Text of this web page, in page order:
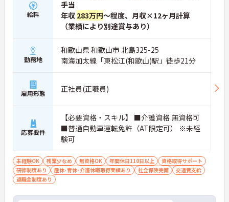
・年間休日114日、残業月平均10時間程度という就
業環境に加え、産前産後休暇や育児休暇制度がしっ
かりと整備されています。オンとオフの切り替えを
明確にし、心身ともに充実した状態で長くご活躍い
・グループホーム一棟あたりの入居者様20名定員を
常時2～4名のスタッフで支援、国基準を上回る人員
追われることなくご利用者様のペースに合わせたサ
ポートが可能です。施設も専用設計で働きやすく、
ご自身の理想とする福祉を実践できる環境が整って
給料
手当
年収 283万円～程度、月収×12ヶ月計算
（業績により別途賞与あり）
勤務地
和歌山県 和歌山市 北島325-25
南海加太線「東松江(和歌山)駅」徒歩21分
雇用形態 正社員(正職員)
応募要件
【必要資格・スキル】 ■介護資格 無資格可
■普通自動車運転免許（AT限定可） ※未経
験可
未経験OK 残業少なめ 無資格OK 年間休日110日以上
資格取得サポート
研修制度あり
産休･育休･介護休暇取得実績あり 社会保険完備
交通費支給
退職金制度あり